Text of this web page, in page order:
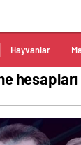
Hayvanlar
hesapları